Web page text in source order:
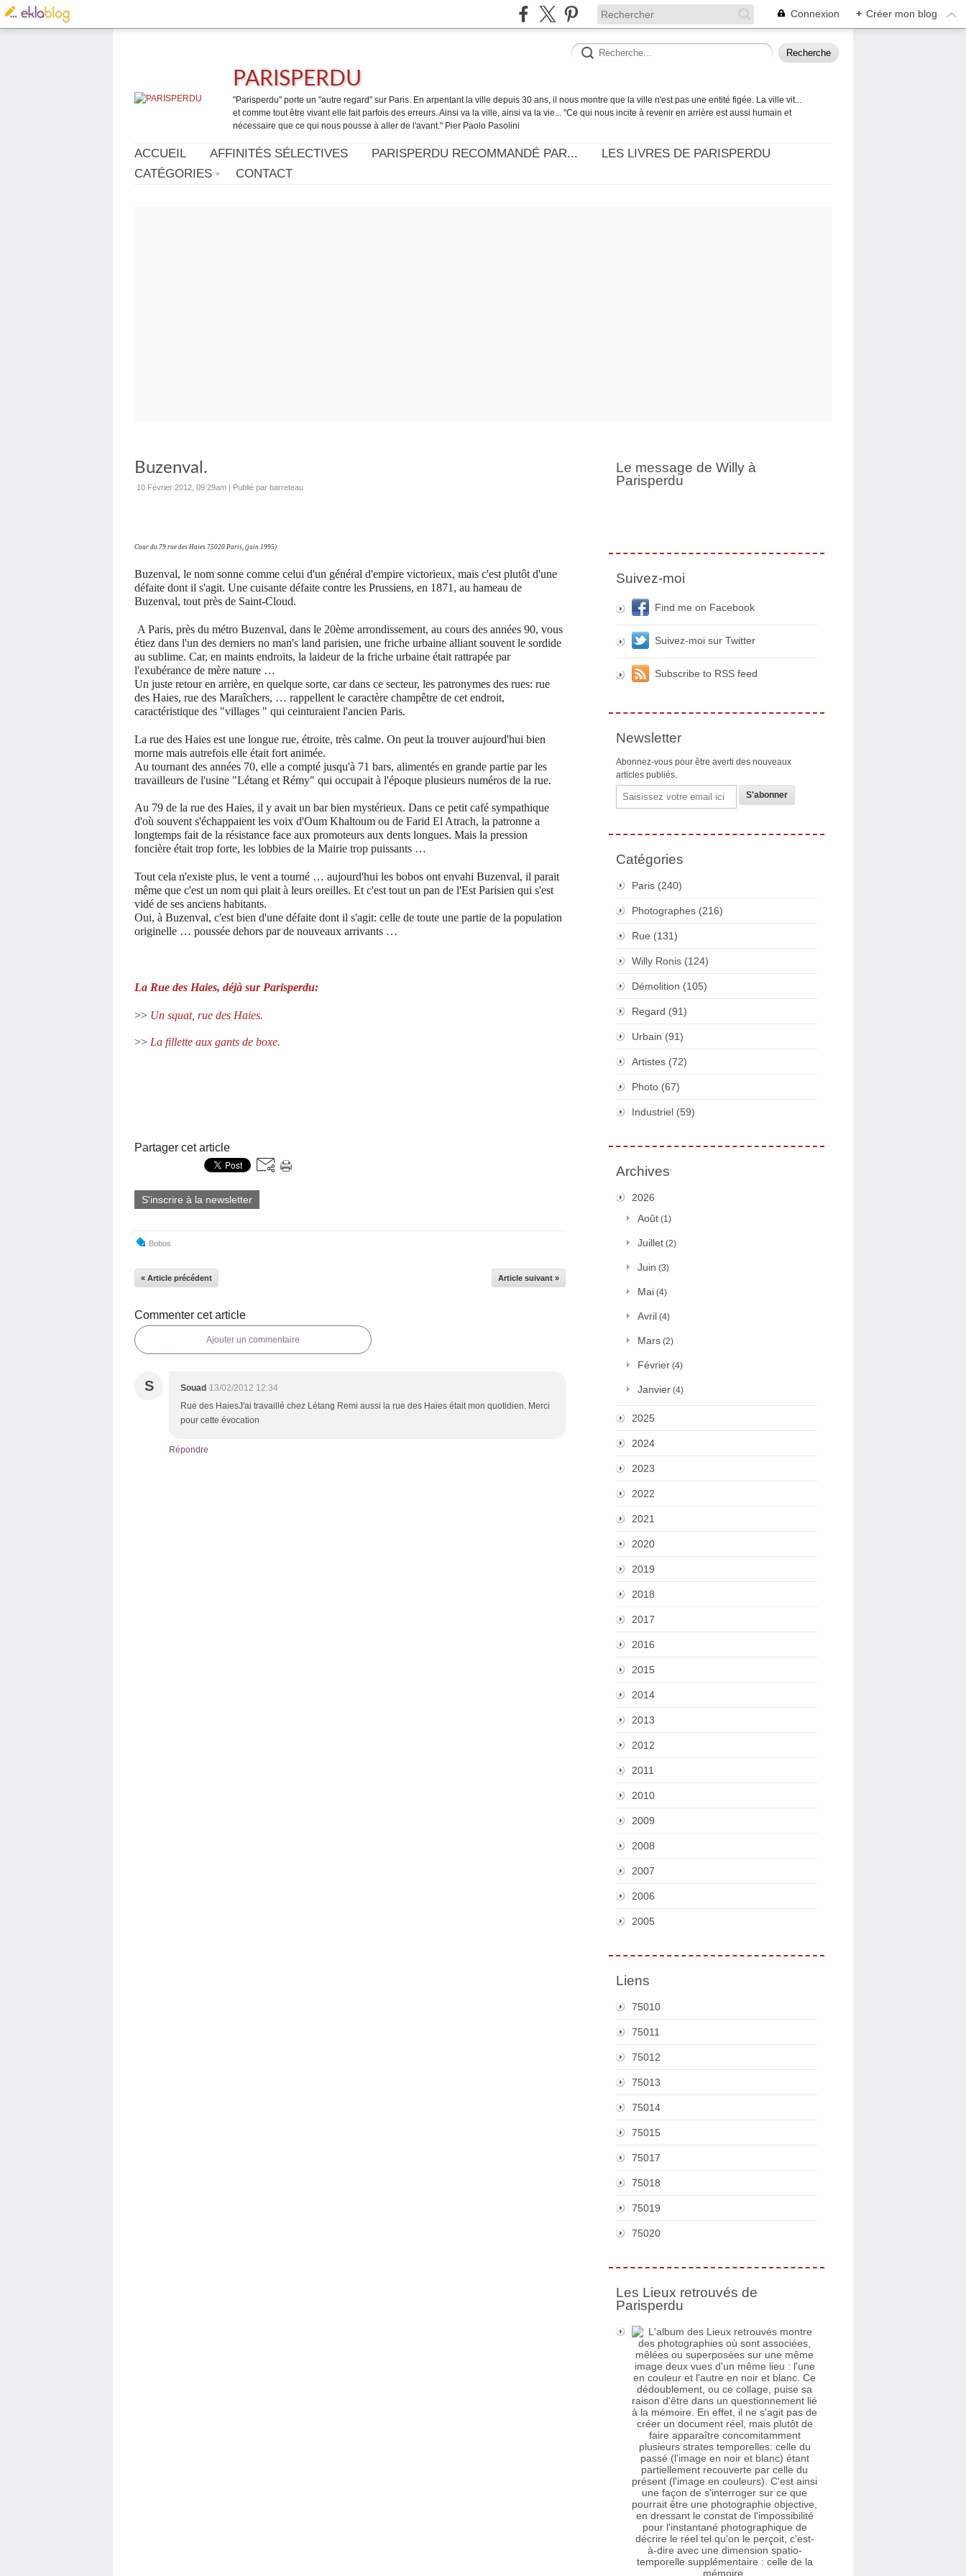
Connexion + Créer mon blog
PARISPERDU
"Parisperdu" porte un "autre regard" sur Paris. En arpentant la ville depuis 30 ans, il nous montre que la ville n'est pas une entité figée. La ville vit...
et comme tout être vivant elle fait parfois des erreurs. Ainsi va la ville, ainsi va la vie... "Ce qui nous incite à revenir en arrière est aussi humain et
nécessaire que ce qui nous pousse à aller de l'avant." Pier Paolo Pasolini
ACCUEIL AFFINITÉS SÉLECTIVES PARISPERDU RECOMMANDÉ PAR...
LES LIVRES DE PARISPERDU
CATÉGORIES
CONTACT
Buzenval.
10 Février 2012, 09:29am | Publié par barreteau
Cour du 79 rue des Haies 75020 Paris, (juin 1995)
Buzenval, le nom sonne comme celui d'un général d'empire victorieux, mais c'est plutôt d'une
défaite dont il s'agit. Une cuisante défaite contre les Prussiens, en 1871, au hameau de
Buzenval, tout près de Saint-Cloud.
A Paris, près du métro Buzenval, dans le 20ème arrondissement, au cours des années 90, vous
étiez dans l'un des derniers no man's land parisien, une friche urbaine alliant souvent le sordide
au sublime. Car, en maints endroits, la laideur de la friche urbaine était rattrapée par
l'exubérance de mère nature …
Un juste retour en arrière, en quelque sorte, car dans ce secteur, les patronymes des rues: rue
des Haies, rue des Maraîchers, … rappellent le caractère champêtre de cet endroit,
caractéristique des "villages " qui ceinturaient l'ancien Paris.
La rue des Haies est une longue rue, étroite, très calme. On peut la trouver aujourd'hui bien
morne mais autrefois elle était fort animée.
Au tournant des années 70, elle a compté jusqu'à 71 bars, alimentés en grande partie par les
travailleurs de l'usine "Létang et Rémy" qui occupait à l'époque plusieurs numéros de la rue.
Au 79 de la rue des Haies, il y avait un bar bien mystérieux. Dans ce petit café sympathique
d'où souvent s'échappaient les voix d'Oum Khaltoum ou de Farid El Atrach, la patronne a
longtemps fait de la résistance face aux promoteurs aux dents longues. Mais la pression
foncière était trop forte, les lobbies de la Mairie trop puissants …
Tout cela n'existe plus, le vent a tourné … aujourd'hui les bobos ont envahi Buzenval, il parait
même que c'est un nom qui plait à leurs oreilles. Et c'est tout un pan de l'Est Parisien qui s'est
vidé de ses anciens habitants.
Oui, à Buzenval, c'est bien d'une défaite dont il s'agit: celle de toute une partie de la population
originelle … poussée dehors par de nouveaux arrivants …
La Rue des Haies, déjà sur Parisperdu:
>> Un squat, rue des Haies.
>> La fillette aux gants de boxe.
Partager cet article
S'inscrire à la newsletter
Bobos
« Article précédent Article suivant »
Commenter cet article
Ajouter un commentaire
S Souad 13/02/2012 12:34
Rue des HaiesJ'ai travaillé chez Létang Remi aussi la rue des Haies était mon quotidien. Merci
pour cette évocation
Répondre
Le message de Willy à
Parisperdu
Suivez-moi
Find me on Facebook
Suivez-moi sur Twitter
Subscribe to RSS feed
Newsletter
Abonnez-vous pour être averti des nouveaux
articles publiés.
Email
Catégories
Paris (240)
Photographes (216)
Rue (131)
Willy Ronis (124)
Démolition (105)
Regard (91)
Urbain (91)
Artistes (72)
Photo (67)
Industriel (59)
Archives
2026
Août (1)
Juillet (2)
Juin (3)
Mai (4)
Avril (4)
Mars (2)
Février (4)
Janvier (4)
2025
2024
2023
2022
2021
2020
2019
2018
2017
2016
2015
2014
2013
2012
2011
2010
2009
2008
2007
2006
2005
Liens
75010
75011
75012
75013
75014
75015
75017
75018
75019
75020
Les Lieux retrouvés de
Parisperdu